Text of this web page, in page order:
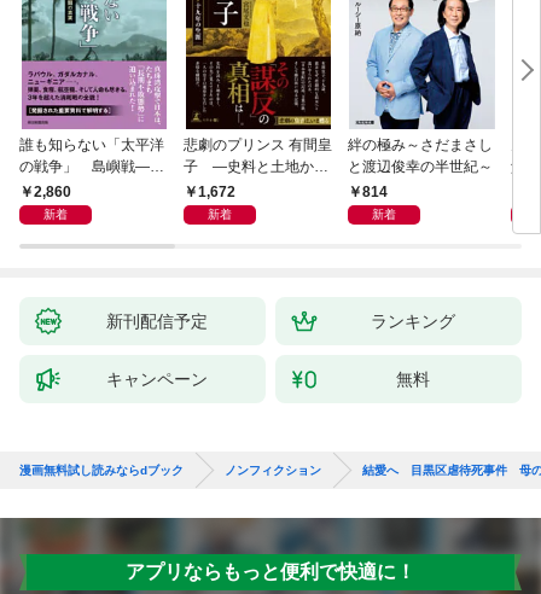
誰も知らない「太平洋
の戦争」 島嶼戦――
マッカーサーとの激闘
の真実
2,860
新着
悲劇のプリンス 有間皇
子 ―史料と土地から
読み直す十九年の生涯
1,672
新着
絆の極み～さだまさし
と渡辺俊幸の半世紀～
814
新着
父
新刊配信予定 ランキング
キャンペーン 無料
漫画無料試し読みならdブック ノンフィクション 結愛へ 目黒区虐待死事件 母
アプリならもっと便利で快適に！